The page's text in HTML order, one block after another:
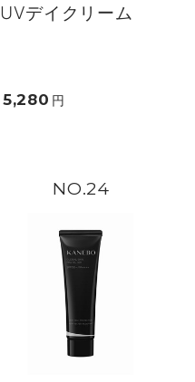
UVデイクリーム
5,280 円
24